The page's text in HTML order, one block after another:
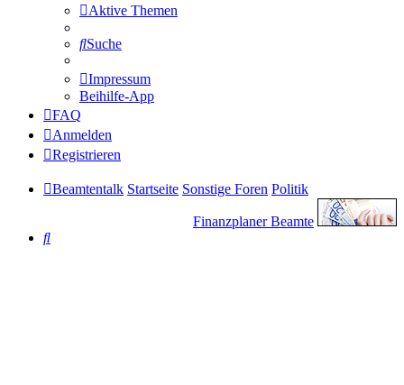
Aktive Themen
Suche
Impressum
Beihilfe-App
FAQ
Anmelden
Registrieren
Beamtentalk Startseite Sonstige Foren Politik
Finanzplaner Beamte
Suche